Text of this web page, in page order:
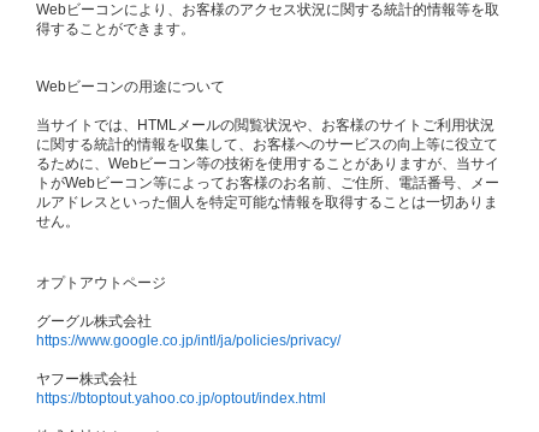
Webビーコンにより、お客様のアクセス状況に関する統計的情報等を取
得することができます。
Webビーコンの用途について
当サイトでは、HTMLメールの閲覧状況や、お客様のサイトご利用状況
に関する統計的情報を収集して、お客様へのサービスの向上等に役立て
るために、Webビーコン等の技術を使用することがありますが、当サイ
トがWebビーコン等によってお客様のお名前、ご住所、電話番号、メー
ルアドレスといった個人を特定可能な情報を取得することは一切ありま
せん。
オプトアウトページ
グーグル株式会社
https://www.google.co.jp/intl/ja/policies/privacy/
ヤフー株式会社
https://btoptout.yahoo.co.jp/optout/index.html